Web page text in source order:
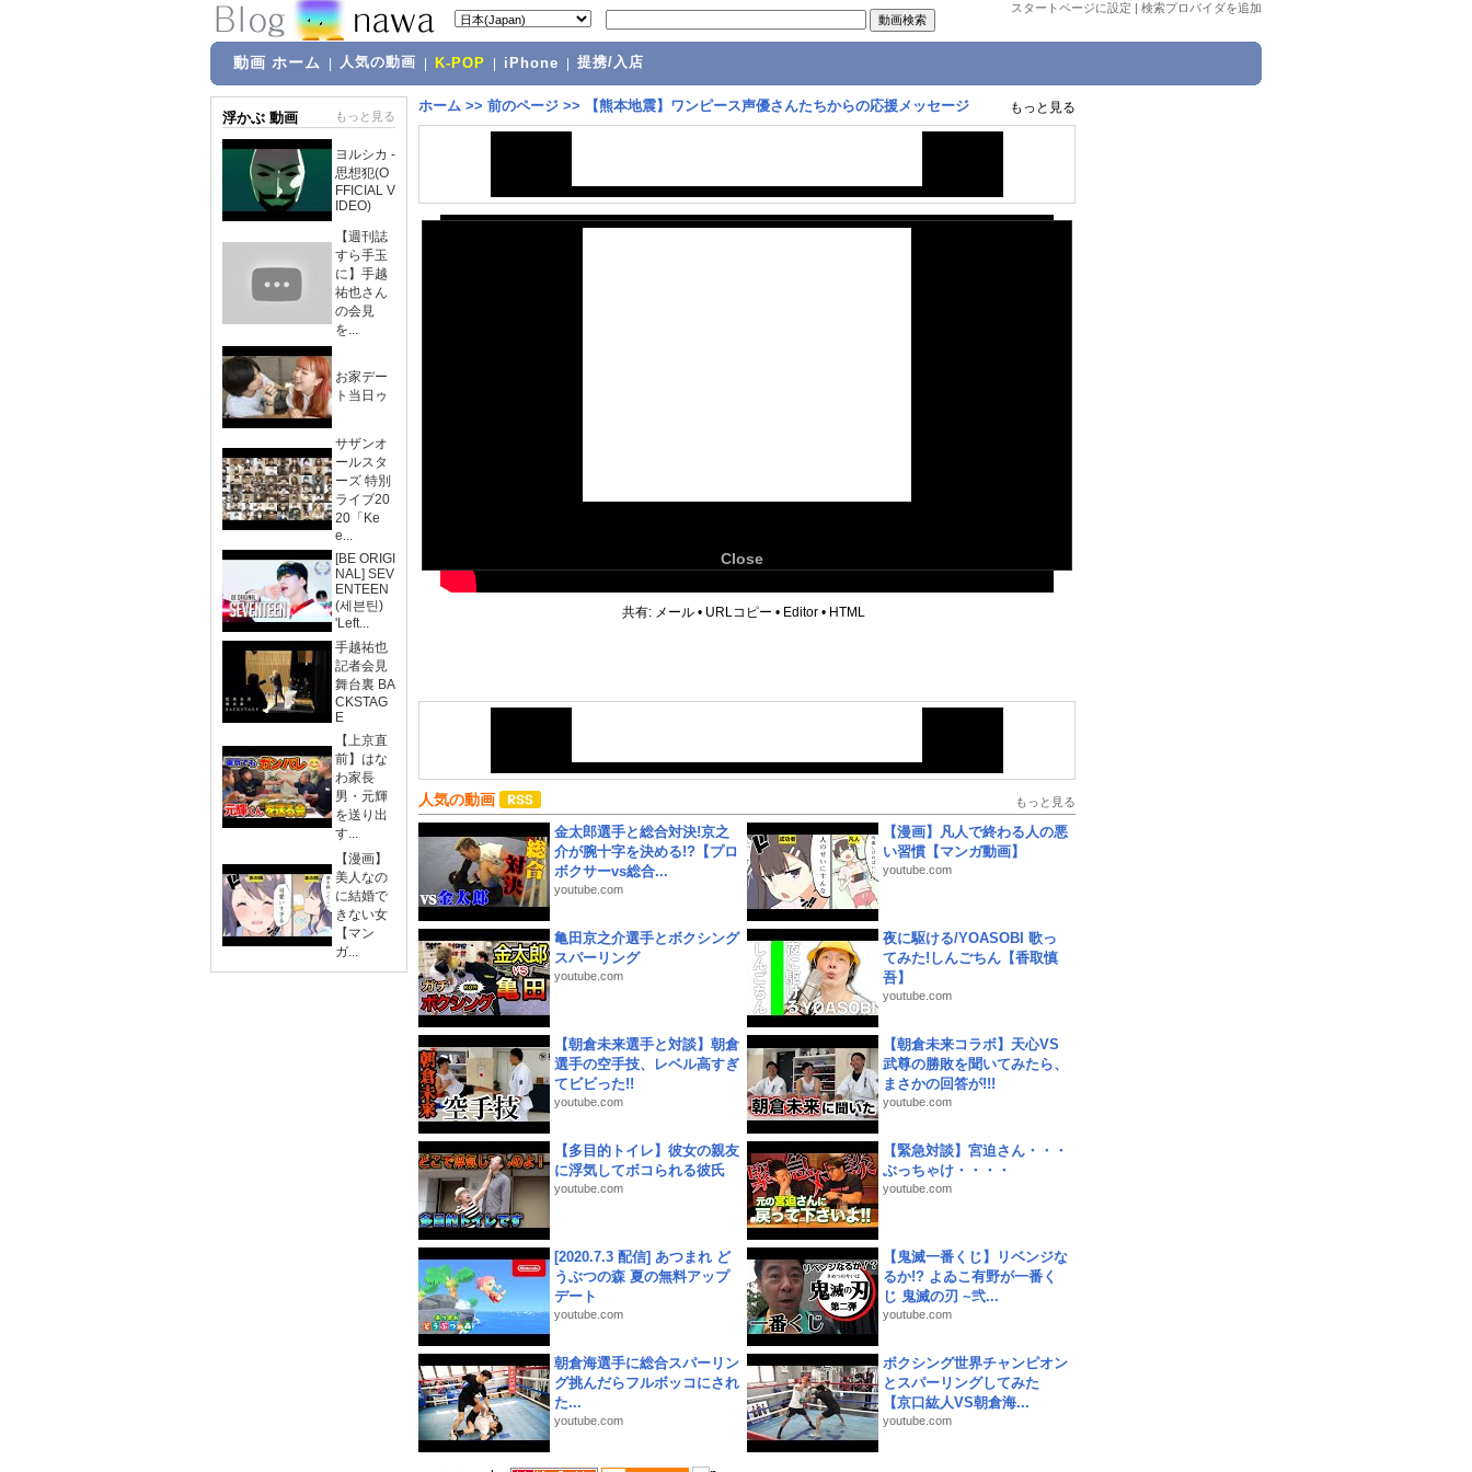
スタートページに設定 | 検索プロバイダを追加
動画 ホーム 人気の動画 K-POP iPhone 提携/入店
浮かぶ 動画 もっと見る
ヨルシカ -
思想犯(O
FFICIAL V
IDEO)
【週刊誌
すら手玉
に】手越
祐也さん
の会見
を...
お家デー
ト当日ゥ
サザンオ
ールスタ
ーズ 特別
ライブ20
20「Ke
e...
[BE ORIGI
NAL] SEV
ENTEEN
(세븐틴)
'Left...
手越祐也
記者会見
舞台裏 BA
CKSTAG
E
【上京直
前】はな
わ家長
男・元輝
を送り出
す...
【漫画】
美人なの
に結婚で
きない女
【マン
ガ...
ホーム >> 前のページ >> 【熊本地震】ワンピース声優さんたちからの応援メッセージ もっと見る
Close
共有: メール • URLコピー • Editor • HTML
人気の動画 もっと見る
金太郎選手と総合対決!京之
介が腕十字を決める!?【プロ
ボクサーvs総合...
youtube.com
【漫画】凡人で終わる人の悪
い習慣【マンガ動画】
youtube.com
亀田京之介選手とボクシング
スパーリング
youtube.com
夜に駆ける/YOASOBI 歌っ
てみた!しんごちん【香取慎
吾】
youtube.com
【朝倉未来選手と対談】朝倉
選手の空手技、レベル高すぎ
てビビった!!
youtube.com
【朝倉未来コラボ】天心VS
武尊の勝敗を聞いてみたら、
まさかの回答が!!!
youtube.com
【多目的トイレ】彼女の親友
に浮気してボコられる彼氏
youtube.com
【緊急対談】宮迫さん・・・
ぶっちゃけ・・・・
youtube.com
[2020.7.3 配信] あつまれ ど
うぶつの森 夏の無料アップ
デート
youtube.com
【鬼滅一番くじ】リベンジな
るか!? よゐこ有野が一番く
じ 鬼滅の刃 ~弐...
youtube.com
朝倉海選手に総合スパーリン
グ挑んだらフルボッコにされ
た...
youtube.com
ボクシング世界チャンピオン
とスパーリングしてみた
【京口紘人VS朝倉海...
youtube.com